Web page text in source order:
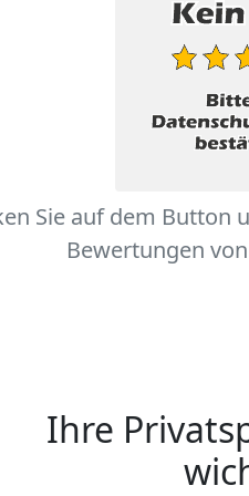
Sie auf dem Button
Bewertungen
Ihre